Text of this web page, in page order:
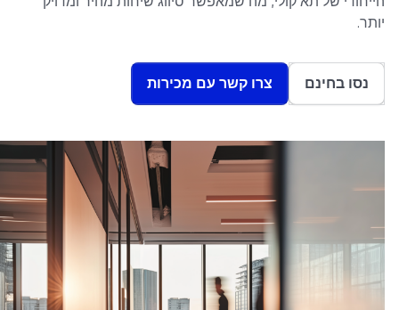
יותר.
נסו בחינם צרו קשר עם מכירות